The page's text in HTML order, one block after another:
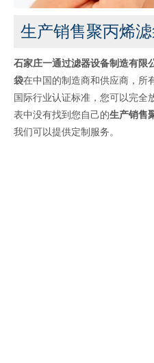
生产销售聚丙烯
石家庄一通过滤器设备制造有限
袋在中国的制造商和供应商，所
国际行业认证标准，您可以完全
表中没有找到您自己的生产销售
我们可以提供定制服务。